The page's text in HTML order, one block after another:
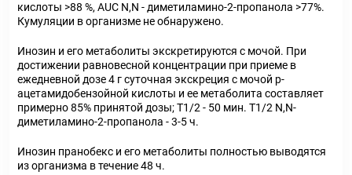
кислоты >88 %, AUC N,N - диметиламино-2-пропанола >77%.
Кумуляции в организме не обнаружено.
Инозин и его метаболиты экскретируются с мочой. При
достижении равновесной концентрации при приеме в
ежедневной дозе 4 г суточная экскреция с мочой р-
ацетамидобензойной кислоты и ее метаболита составляет
примерно 85% принятой дозы; T1/2 - 50 мин. T1/2 N,N-
диметиламино-2-пропанола - 3-5 ч.
Инозин пранобекс и его метаболиты полностью выводятся
из организма в течение 48 ч.